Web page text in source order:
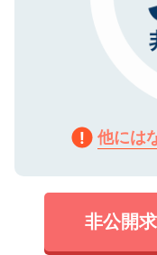
他には
非公開